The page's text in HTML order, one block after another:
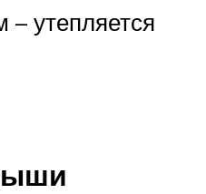
утепляется